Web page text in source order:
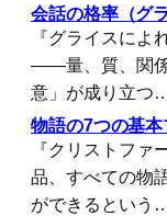
会話の格率（グ
『グライスによ
――量、質、関
意」が成り立つ
物語の7つの基本
『クリストファ
品、すべての物
ができるという